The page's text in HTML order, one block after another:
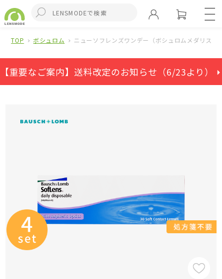
TOP ボシュロム ニューソフレンズワンデー（ボシュロムメダリスト
【重要なご案内】送料改定のお知らせ（6/23より） ⏵